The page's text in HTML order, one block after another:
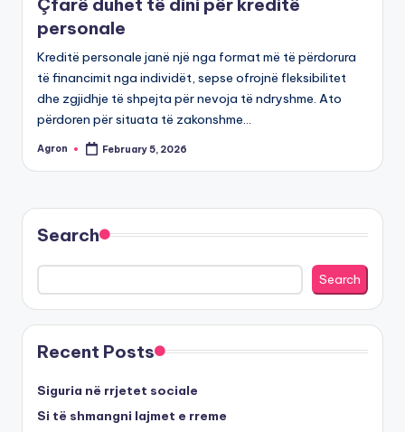
Çfarë duhet të dini për kreditë
personale
Kreditë personale janë një nga format më të përdorura
të financimit nga individët, sepse ofrojnë fleksibilitet
dhe zgjidhje të shpejta për nevoja të ndryshme. Ato
përdoren për situata të zakonshme…
Posted
Agron February 5, 2026
Search
Search
Recent Posts
Siguria në rrjetet sociale
Si të shmangni lajmet e rreme